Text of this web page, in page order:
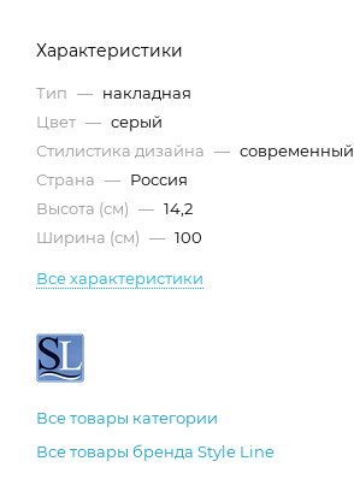
Характеристики
Тип — накладная
Цвет — серый
Стилистика дизайна — современный
Страна — Россия
Высота (см) — 14,2
Ширина (см) — 100
Все характеристики
Все товары категории
Все товары бренда Style Line